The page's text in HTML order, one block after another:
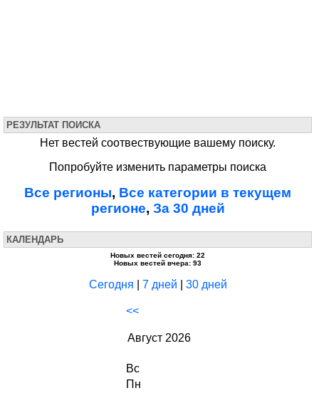
РЕЗУЛЬТАТ ПОИСКА
Нет вестей соотвествующие вашему поиску.
Попробуйте изменить параметры поиска
Все регионы, Все категории в текущем
регионе, За 30 дней
КАЛЕНДАРЬ
Новых вестей сегодня: 22
Новых вестей вчера: 93
Сегодня 7 дней 30 дней
<<
Август 2026
Вс
Пн